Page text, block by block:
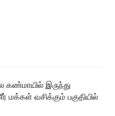
இருந்து
வசிக்கும் பகுதியில்